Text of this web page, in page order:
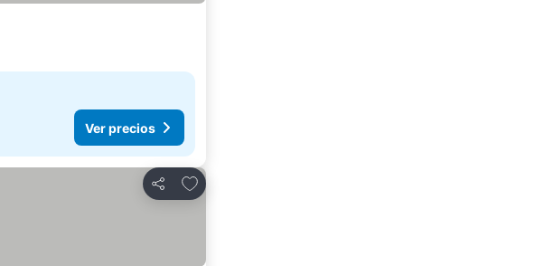
Ver precios
Compartir
Agregar a favoritos